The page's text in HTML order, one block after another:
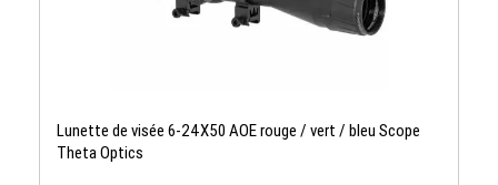
Lunette de visée 6-24X50 AOE rouge / vert / bleu Scope
Theta Optics